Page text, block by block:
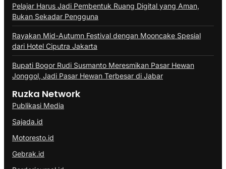
Pelajar Harus Jadi Pembentuk Ruang Digital yang Aman,
Bukan Sekadar Pengguna
Rayakan Mid-Autumn Festival dengan Mooncake Spesial
dari Hotel Ciputra Jakarta
Bupati Bogor Rudi Susmanto Meresmikan Pasar Hewan
Jonggol, Jadi Pasar Hewan Terbesar di Jabar
Ruzka Network
Publikasi Media
Sajada.id
Motoresto.id
Gebrak.id